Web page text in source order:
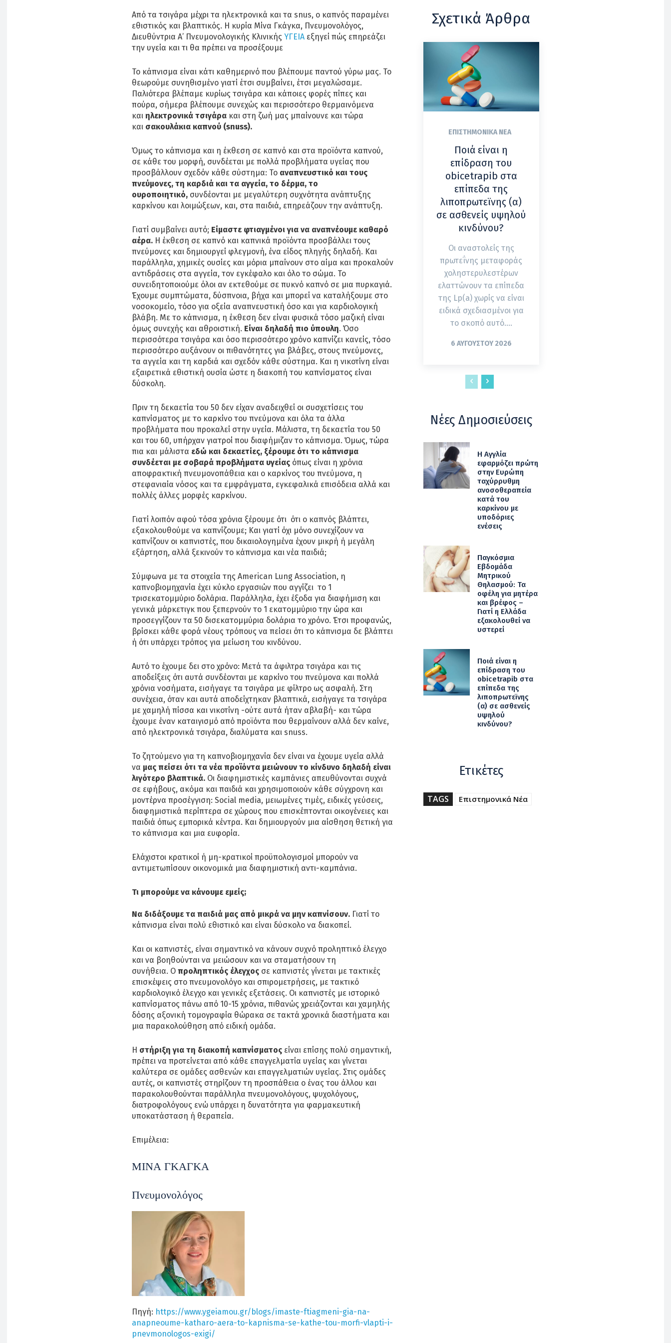
Από τα τσιγάρα μέχρι τα ηλεκτρονικά και τα snus, ο καπνός παραμένει
εθιστικός και βλαπτικός. Η κυρία Μίνα Γκάγκα, Πνευμονολόγος,
Διευθύντρια Α’ Πνευμονολογικής Κλινικής ΥΓΕΙΑ εξηγεί πώς επηρεάζει
την υγεία και τι θα πρέπει να προσέξουμε
Το κάπνισμα είναι κάτι καθημερινό που βλέπουμε παντού γύρω μας. Το
θεωρούμε συνηθισμένο γιατί έτσι συμβαίνει, έτσι μεγαλώσαμε.
Παλιότερα βλέπαμε κυρίως τσιγάρα και κάποιες φορές πίπες και
πούρα, σήμερα βλέπουμε συνεχώς και περισσότερο θερμαινόμενα
και ηλεκτρονικά τσιγάρα και στη ζωή μας μπαίνουνε και τώρα
και σακουλάκια καπνού (snuss).
Όμως το κάπνισμα και η έκθεση σε καπνό και στα προϊόντα καπνού,
σε κάθε του μορφή, συνδέεται με πολλά προβλήματα υγείας που
προσβάλλουν σχεδόν κάθε σύστημα: Το αναπνευστικό και τους
πνεύμονες, τη καρδιά και τα αγγεία, το δέρμα, το
ουροποιητικό, συνδέονται με μεγαλύτερη συχνότητα ανάπτυξης
καρκίνου και λοιμώξεων, και, στα παιδιά, επηρεάζουν την ανάπτυξη.
Γιατί συμβαίνει αυτό; Είμαστε φτιαγμένοι για να αναπνέουμε καθαρό
αέρα. Η έκθεση σε καπνό και καπνικά προϊόντα προσβάλλει τους
πνεύμονες και δημιουργεί φλεγμονή, ένα είδος πληγής δηλαδή. Και
παράλληλα, χημικές ουσίες και μόρια μπαίνουν στο αίμα και προκαλούν
αντιδράσεις στα αγγεία, τον εγκέφαλο και όλο το σώμα. Το
συνειδητοποιούμε όλοι αν εκτεθούμε σε πυκνό καπνό σε μια πυρκαγιά.
Έχουμε συμπτώματα, δύσπνοια, βήχα και μπορεί να καταλήξουμε στο
νοσοκομείο, τόσο για οξεία αναπνευστική όσο και για καρδιολογική
βλάβη. Με το κάπνισμα, η έκθεση δεν είναι φυσικά τόσο μαζική είναι
όμως συνεχής και αθροιστική. Είναι δηλαδή πιο ύπουλη. Όσο
περισσότερα τσιγάρα και όσο περισσότερο χρόνο καπνίζει κανείς, τόσο
περισσότερο αυξάνουν οι πιθανότητες για βλάβες, στους πνεύμονες,
τα αγγεία και τη καρδιά και σχεδόν κάθε σύστημα. Και η νικοτίνη είναι
εξαιρετικά εθιστική ουσία ώστε η διακοπή του καπνίσματος είναι
δύσκολη.
Πριν τη δεκαετία του 50 δεν είχαν αναδειχθεί οι συσχετίσεις του
καπνίσματος με το καρκίνο του πνεύμονα και όλα τα άλλα
προβλήματα που προκαλεί στην υγεία. Μάλιστα, τη δεκαετία του 50
και του 60, υπήρχαν γιατροί που διαφήμιζαν το κάπνισμα. Όμως, τώρα
πια και μάλιστα εδώ και δεκαετίες, ξέρουμε ότι το κάπνισμα
συνδέεται με σοβαρά προβλήματα υγείας όπως είναι η χρόνια
αποφρακτική πνευμονοπάθεια και ο καρκίνος του πνεύμονα, η
στεφανιαία νόσος και τα εμφράγματα, εγκεφαλικά επισόδεια αλλά και
πολλές άλλες μορφές καρκίνου.
Γιατί λοιπόν αφού τόσα χρόνια ξέρουμε ότι ότι ο καπνός βλάπτει,
εξακολουθούμε να καπνίζουμε; Και γιατί όχι μόνο συνεχίζουν να
καπνίζουν οι καπνιστές, που δικαιολογημένα έχουν μικρή ή μεγάλη
εξάρτηση, αλλά ξεκινούν το κάπνισμα και νέα παιδιά;
Σύμφωνα με τα στοιχεία της American Lung Association, η
καπνοβιομηχανία έχει κύκλο εργασιών που αγγίζει το 1
τρισεκατομμύριο δολάρια. Παράλληλα, έχει έξοδα για διαφήμιση και
γενικά μάρκετιγκ που ξεπερνούν το 1 εκατομμύριο την ώρα και
προσεγγίζουν τα 50 δισεκατομμύρια δολάρια το χρόνο. Έτσι προφανώς,
βρίσκει κάθε φορά νέους τρόπους να πείσει ότι το κάπνισμα δε βλάπτει
ή ότι υπάρχει τρόπος για μείωση του κινδύνου.
Αυτό το έχουμε δει στο χρόνο: Μετά τα άφιλτρα τσιγάρα και τις
αποδείξεις ότι αυτά συνδέονται με καρκίνο του πνεύμονα και πολλά
χρόνια νοσήματα, εισήγαγε τα τσιγάρα με φίλτρο ως ασφαλή. Στη
συνέχεια, όταν και αυτά αποδείχτηκαν βλαπτικά, εισήγαγε τα τσιγάρα
με χαμηλή πίσσα και νικοτίνη -ούτε αυτά ήταν αβλαβή- και τώρα
έχουμε έναν καταιγισμό από προϊόντα που θερμαίνουν αλλά δεν καίνε,
από ηλεκτρονικά τσιγάρα, διαλύματα και snuss.
Το ζητούμενο για τη καπνοβιομηχανία δεν είναι να έχουμε υγεία αλλά
να μας πείσει ότι τα νέα προϊόντα μειώνουν το κίνδυνο δηλαδή είναι
λιγότερο βλαπτικά. Οι διαφημιστικές καμπάνιες απευθύνονται συχνά
σε εφήβους, ακόμα και παιδιά και χρησιμοποιούν κάθε σύγχρονη και
μοντέρνα προσέγγιση: Social media, μειωμένες τιμές, ειδικές γεύσεις,
διαφημιστικά περίπτερα σε χώρους που επισκέπτονται οικογένειες και
παιδιά όπως εμπορικά κέντρα. Και δημιουργούν μια αίσθηση θετική για
το κάπνισμα και μια ευφορία.
Ελάχιστοι κρατικοί ή μη-κρατικοί προϋπολογισμοί μπορούν να
αντιμετωπίσουν οικονομικά μια διαφημιστική αντι-καμπάνια.
Τι μπορούμε να κάνουμε εμείς;
Να διδάξουμε τα παιδιά μας από μικρά να μην καπνίσουν. Γιατί το
κάπνισμα είναι πολύ εθιστικό και είναι δύσκολο να διακοπεί.
Και οι καπνιστές, είναι σημαντικό να κάνουν συχνό προληπτικό έλεγχο
και να βοηθούνται να μειώσουν και να σταματήσουν τη
συνήθεια. Ο προληπτικός έλεγχος σε καπνιστές γίνεται με τακτικές
επισκέψεις στο πνευμονολόγο και σπιρομετρήσεις, με τακτικό
καρδιολογικό έλεγχο και γενικές εξετάσεις. Οι καπνιστές με ιστορικό
καπνίσματος πάνω από 10-15 χρόνια, πιθανώς χρειάζονται και χαμηλής
δόσης αξονική τομογραφία θώρακα σε τακτά χρονικά διαστήματα και
μια παρακολούθηση από ειδική ομάδα.
Η στήριξη για τη διακοπή καπνίσματος είναι επίσης πολύ σημαντική,
πρέπει να προτείνεται από κάθε επαγγελματία υγείας και γίνεται
καλύτερα σε ομάδες ασθενών και επαγγελματιών υγείας. Στις ομάδες
αυτές, οι καπνιστές στηρίζουν τη προσπάθεια ο ένας του άλλου και
παρακολουθούνται παράλληλα πνευμονολόγους, ψυχολόγους,
διατροφολόγους ενώ υπάρχει η δυνατότητα για φαρμακευτική
υποκατάσταση ή θεραπεία.
Επιμέλεια:
ΜΙΝΑ ΓΚΑΓΚΑ
Πνευμονολόγος
Πηγή: https://www.ygeiamou.gr/blogs/imaste-ftiagmeni-gia-na-
anapneoume-katharo-aera-to-kapnisma-se-kathe-tou-morfi-vlapti-i-
pnevmonologos-exigi/
Σχετικά Άρθρα
ΕΠΙΣΤΗΜΟΝΙΚΆ ΝΈΑ
Ποιά είναι η
επίδραση του
obicetrapib στα
επίπεδα της
λιποπρωτεϊνης (α)
σε ασθενείς υψηλού
κινδύνου?
Οι αναστολείς της
πρωτεΐνης μεταφοράς
χοληστερυλεστέρων
ελαττώνουν τα επίπεδα
της Lp(a) χωρίς να είναι
ειδικά σχεδιασμένοι για
το σκοπό αυτό....
6 ΑΥΓΟΎΣΤΟΥ 2026
Νέες Δημοσιεύσεις
Η Αγγλία
εφαρμόζει πρώτη
στην Ευρώπη
ταχύρρυθμη
ανοσοθεραπεία
κατά του
καρκίνου με
υποδόριες
ενέσεις
Παγκόσμια
Εβδομάδα
Μητρικού
Θηλασμού: Τα
οφέλη για μητέρα
και βρέφος –
Γιατί η Ελλάδα
εξακολουθεί να
υστερεί
Ποιά είναι η
επίδραση του
obicetrapib στα
επίπεδα της
λιποπρωτεϊνης
(α) σε ασθενείς
υψηλού
κινδύνου?
Ετικέτες
TAGS Επιστημονικά Νέα